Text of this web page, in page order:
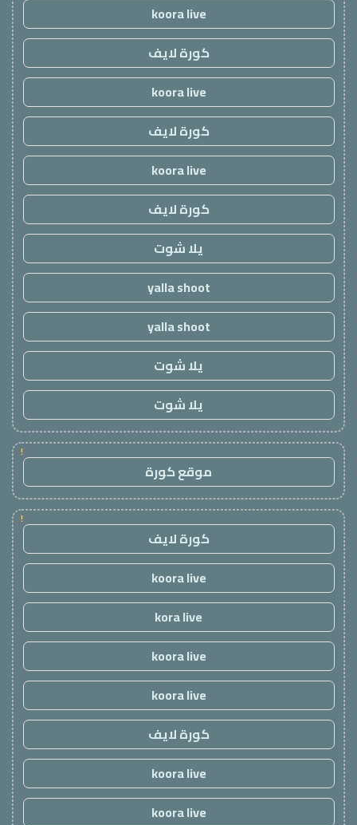
koora live
كورة لايف
koora live
كورة لايف
koora live
كورة لايف
يلا شوت
yalla shoot
yalla shoot
يلا شوت
يلا شوت
!
موقع كورة
!
كورة لايف
koora live
kora live
koora live
koora live
كورة لايف
koora live
koora live